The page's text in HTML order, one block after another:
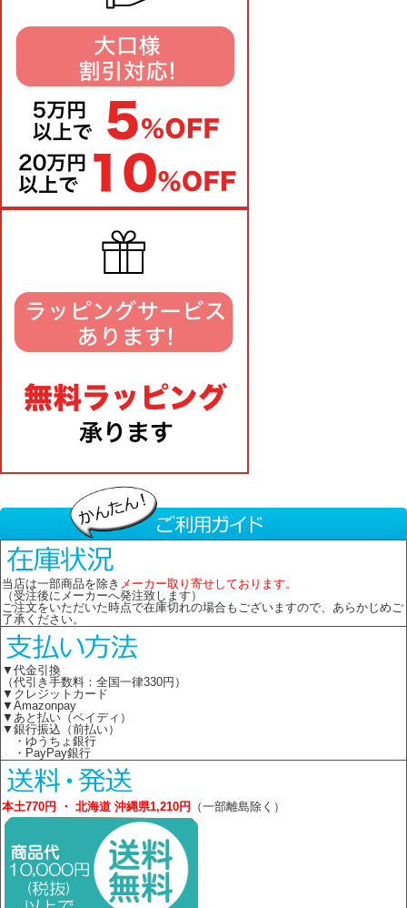
当店は一部商品を除き メーカー取り寄せしております。
（受注後にメーカーへ発注致します）
ご注文をいただいた時点で在庫切れの場合もございますので、あらかじめご
了承ください。
▼代金引換
（代引き手数料：全国一律330円）
▼クレジットカード
▼Amazonpay
▼あと払い（ペイディ）
▼銀行振込（前払い）
・ゆうちょ銀行
・PayPay銀行
本土770円 ・ 北海道 沖縄県1,210円 （一部離島除く）